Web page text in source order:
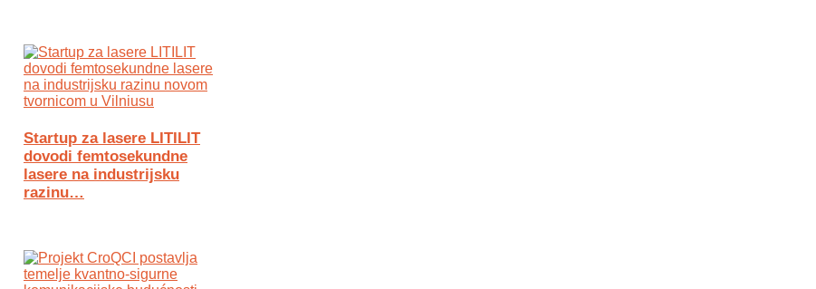
Startup za lasere LITILIT
dovodi femtosekundne
lasere na industrijsku
razinu…